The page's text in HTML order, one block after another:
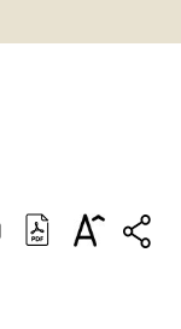
DEUTSCH